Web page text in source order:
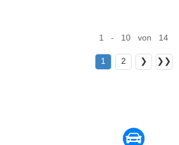
1 - 10 von 14
1 2 ❯ ❯❯